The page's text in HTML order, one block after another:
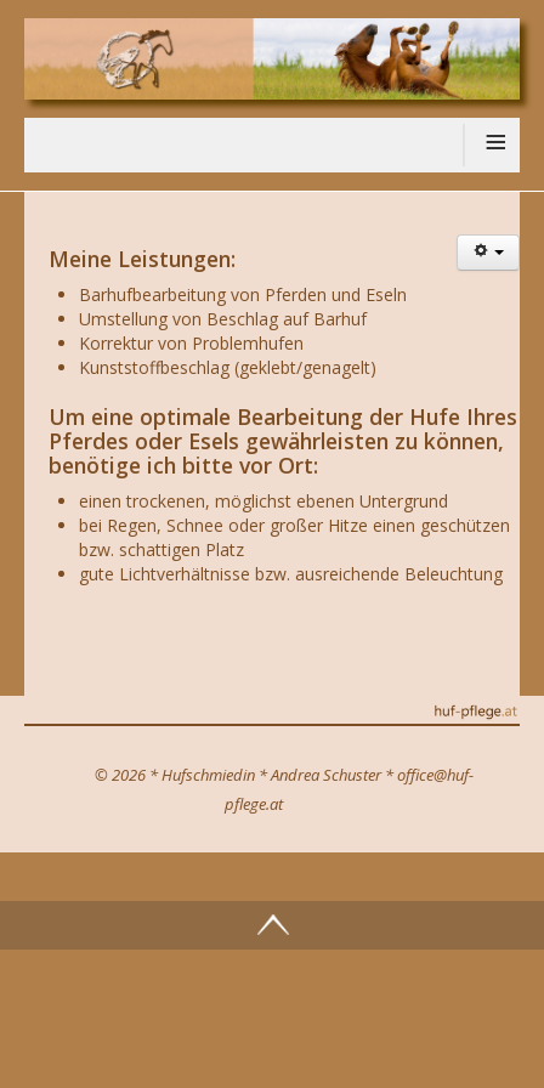
≡
Meine Leistungen:
Barhufbearbeitung von Pferden und Eseln
Umstellung von Beschlag auf Barhuf
Korrektur von Problemhufen
Kunststoffbeschlag (geklebt/genagelt)
Um eine optimale Bearbeitung der Hufe Ihres
Pferdes oder Esels gewährleisten zu können,
benötige ich bitte vor Ort:
einen trockenen, möglichst ebenen Untergrund
bei Regen, Schnee oder großer Hitze einen geschützen
bzw. schattigen Platz
gute Lichtverhältnisse bzw. ausreichende Beleuchtung
© 2026 * Hufschmiedin * Andrea Schuster * office@huf-
pflege.at